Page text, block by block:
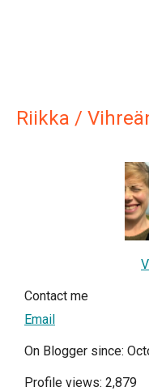
Riikka /
Contact me
Email
On Blogger since:
Profile views: 2,879